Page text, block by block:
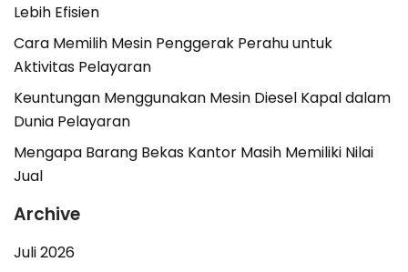
Lebih Efisien
Cara Memilih Mesin Penggerak Perahu untuk
Aktivitas Pelayaran
Keuntungan Menggunakan Mesin Diesel Kapal dalam
Dunia Pelayaran
Mengapa Barang Bekas Kantor Masih Memiliki Nilai
Jual
Archive
Juli 2026